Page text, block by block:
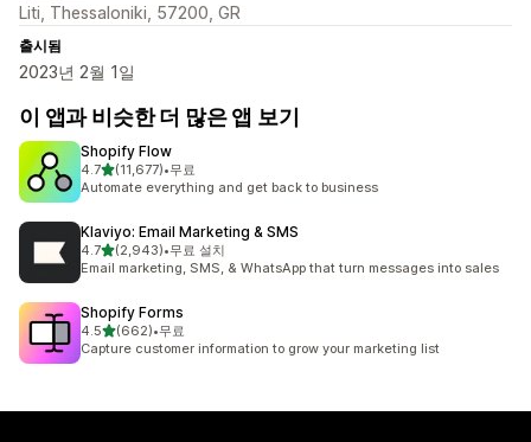
Liti, Thessaloniki, 57200, GR
출시됨
2023년 2월 1일
이 앱과 비슷한 더 많은 앱 보기
Shopify Flow
4.7별 5개 중
(11,677)
총 리뷰 11677개
•무료
Automate everything and get back to business
Klaviyo: Email Marketing & SMS
4.7별 5개 중
(2,943)
총 리뷰 2943개
•무료 설치
Email marketing, SMS, & WhatsApp that turn messages into sales
Shopify Forms
4.5별 5개 중
(662)
총 리뷰 662개
•무료
Capture customer information to grow your marketing list